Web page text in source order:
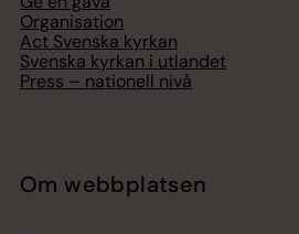
Organisation
Act Svenska kyrkan
Svenska kyrkan i utlandet
Press – nationell nivå
Om webbplatsen